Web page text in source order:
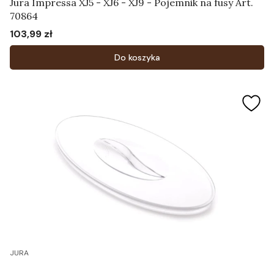
70864
Cena
103,99 zł
Do koszyka
JURA